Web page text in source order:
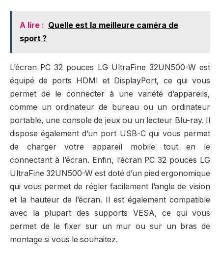
A lire : Quelle est la meilleure caméra de
sport ?
L’écran PC 32 pouces LG UltraFine 32UN500-W est
équipé de ports HDMI et DisplayPort, ce qui vous
permet de le connecter à une variété d’appareils,
comme un ordinateur de bureau ou un ordinateur
portable, une console de jeux ou un lecteur Blu-ray. Il
dispose également d’un port USB-C qui vous permet
de charger votre appareil mobile tout en le
connectant à l’écran. Enfin, l’écran PC 32 pouces LG
UltraFine 32UN500-W est doté d’un pied ergonomique
qui vous permet de régler facilement l’angle de vision
et la hauteur de l’écran. Il est également compatible
avec la plupart des supports VESA, ce qui vous
permet de le fixer sur un mur ou sur un bras de
montage si vous le souhaitez.